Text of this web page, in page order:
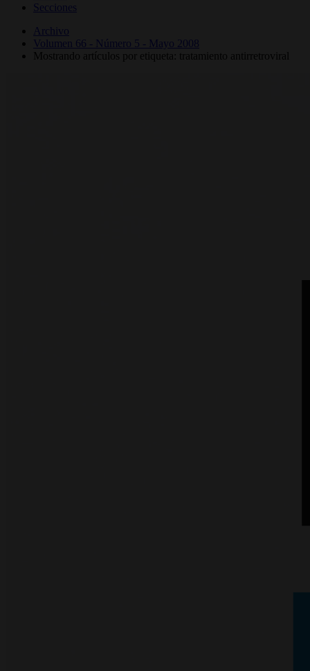
Secciones
Archivo
Volumen 66 - Número 5 - Mayo 2008
Mostrando artículos por etiqueta: tratamiento antirretroviral